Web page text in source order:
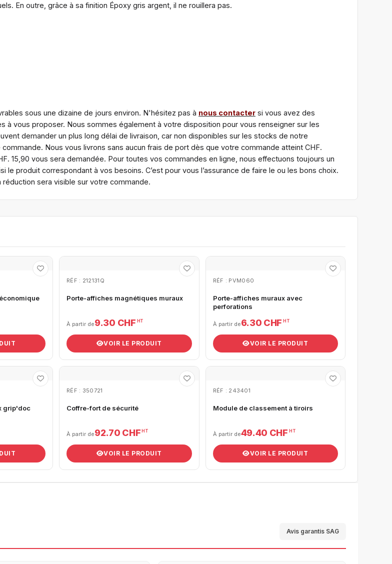
En outre, grâce à sa finition Époxy gris argent, il ne rouillera pas.
sous une dizaine de jours environ. N'hésitez pas à nous contacter si vous avez des
à vous proposer. Nous sommes également à votre disposition pour vous renseigner sur les
demander un plus long délai de livraison, car non disponibles sur les stocks de notre
Nous vous livrons sans aucun frais de port dès que votre commande atteint CHF.
15,90 vous sera demandée. Pour toutes vos commandes en ligne, nous effectuons toujours un
produit correspondant à vos besoins. C’est pour vous l’assurance de faire le ou les bons choix.
sera visible sur votre commande.
RÉF : 212131Q
Porte-affiches magnétiques muraux
À partir de9.30 CHF HT
VOIR LE PRODUIT
RÉF : PVM060
Porte-affiches muraux avec
perforations
À partir de6.30 CHF HT
VOIR LE PRODUIT
grip'doc
RÉF : 350721
Coffre-fort de sécurité
À partir de92.70 CHF HT
VOIR LE PRODUIT
RÉF : 243401
Module de classement à tiroirs
À partir de49.40 CHF HT
VOIR LE PRODUIT
Avis garantis SAG